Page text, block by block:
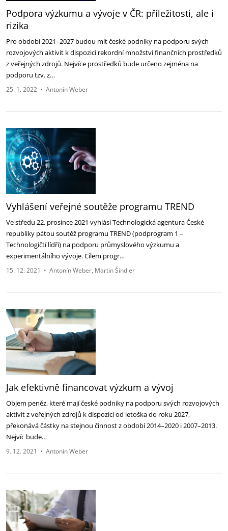
Podpora výzkumu a vývoje v ČR: příležitosti, ale i
rizika
Pro období 2021–2027 budou mít české podniky na podporu svých
rozvojových aktivit k dispozici rekordní množství finančních prostředků
z veřejných zdrojů. Nejvíce prostředků bude určeno zejména na
podporu tzv. z…
25. 1. 2022 • Antonín Weber
Vyhlášení veřejné soutěže programu TREND
Ve středu 22. prosince 2021 vyhlásí Technologická agentura České
republiky pátou soutěž programu TREND (podprogram 1 –
Technologičtí lídři) na podporu průmyslového výzkumu a
experimentálního vývoje. Cílem progr…
15. 12. 2021 • Antonín Weber Martin Šindler
Jak efektivně financovat výzkum a vývoj
Objem peněz, které mají české podniky na podporu svých rozvojových
aktivit z veřejných zdrojů k dispozici od letoška do roku 2027,
překonává částky na stejnou činnost z období 2014–2020 i 2007–2013.
Nejvíc bude…
9. 12. 2021 • Antonín Weber